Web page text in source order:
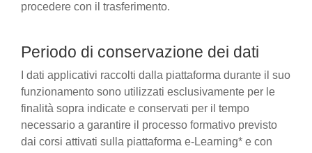
procedere con il trasferimento.
Periodo di conservazione dei dati
I dati applicativi raccolti dalla piattaforma durante il suo
funzionamento sono utilizzati esclusivamente per le
finalità sopra indicate e conservati per il tempo
necessario a garantire il processo formativo previsto
dai corsi attivati sulla piattaforma e-Learning* e con